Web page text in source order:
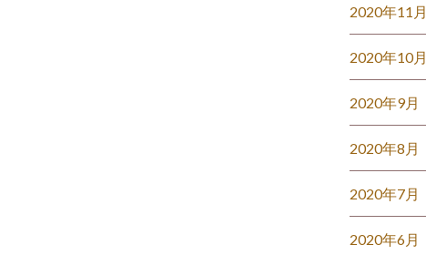
2020年11月
2020年10月
2020年9月
2020年8月
2020年7月
2020年6月